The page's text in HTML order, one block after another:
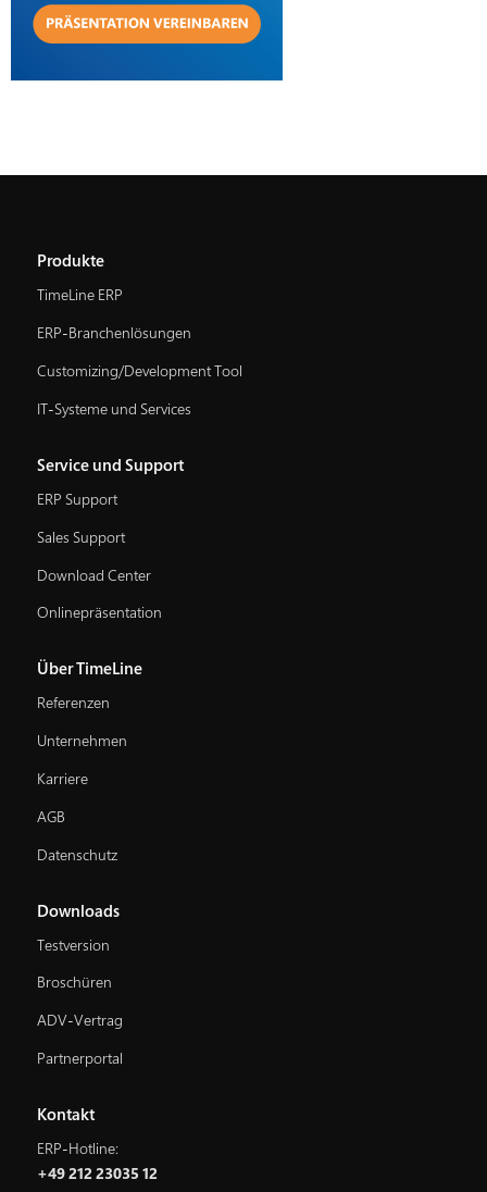
Produkte
TimeLine ERP
ERP-Branchenlösungen
Customizing/Development Tool
IT-Systeme und Services
Service und Support
ERP Support
Sales Support
Download Center
Onlinepräsentation
Über TimeLine
Referenzen
Unternehmen
Karriere
AGB
Datenschutz
Downloads
Testversion
Broschüren
ADV-Vertrag
Partnerportal
Kontakt
ERP-Hotline:
+49 212 23035 12